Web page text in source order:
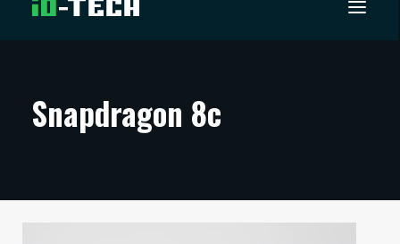
ARTIKKELIT
TECHBBS
Snapdragon 8c